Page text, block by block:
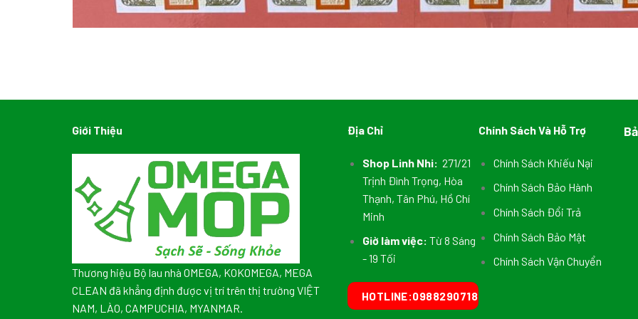
Giới Thiệu
Thương hiệu Bộ lau nhà OMEGA, KOKOMEGA, MEGA
CLEAN đã khẳng định được vị trí trên thị trường VIỆT
NAM, LÀO, CAMPUCHIA, MYANMAR.
Địa Chỉ
Shop Linh Nhi: 271/21
Trịnh Đình Trọng, Hòa
Thạnh, Tân Phú, Hồ Chí
Minh
Giờ làm việc: Từ 8 Sáng
- 19 Tối
HOTLINE:0988290718
Chính Sách Và Hỗ Trợ
Chính Sách Khiếu Nại
Chính Sách Bảo Hành
Chính Sách Đổi Trả
Chính Sách Bảo Mật
Chính Sách Vận Chuyển